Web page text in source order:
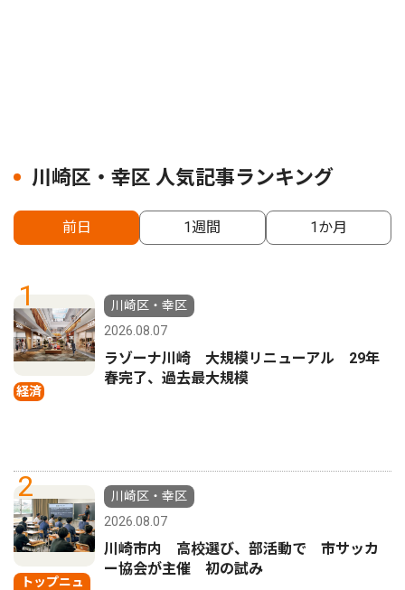
川崎区・幸区 人気記事ランキング
前日 1週間 1か月
1
経済
川崎区・幸区
2026.08.07
ラゾーナ川崎 大規模リニューアル 29年
春完了、過去最大規模
2
トップニュ
川崎区・幸区
2026.08.07
川崎市内 高校選び、部活動で 市サッカ
ー協会が主催 初の試み